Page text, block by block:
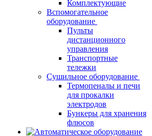
Комплектующие
Вспомогательное
оборудование
Пульты
дистанционного
управления
Транспортные
тележки
Сушильное оборудование
Термопеналы и печи
для прокалки
электродов
Бункеры для хранения
флюсов